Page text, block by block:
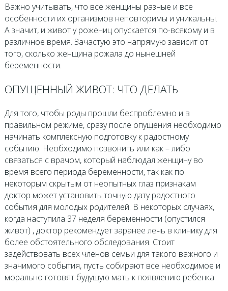
Важно учитывать, что все женщины разные и все
особенности их организмов неповторимы и уникальны.
А значит, и живот у рожениц опускается по-всякому и в
различное время. Зачастую это напрямую зависит от
того, сколько женщина рожала до нынешней
беременности.
ОПУЩЕННЫЙ ЖИВОТ: ЧТО ДЕЛАТЬ
Для того, чтобы роды прошли беспроблемно и в
правильном режиме, сразу после опущения необходимо
начинать комплексную подготовку к радостному
событию. Необходимо позвонить или как – либо
связаться с врачом, который наблюдал женщину во
время всего периода беременности, так как по
некоторым скрытым от неопытных глаз признакам
доктор может установить точную дату радостного
события для молодых родителей. В некоторых случаях,
когда наступила 37 неделя беременности (опустился
живот) , доктор рекомендует заранее лечь в клинику для
более обстоятельного обследования. Стоит
задействовать всех членов семьи для такого важного и
значимого события, пусть собирают все необходимое и
морально готовят будущую мать к появлению ребенка.